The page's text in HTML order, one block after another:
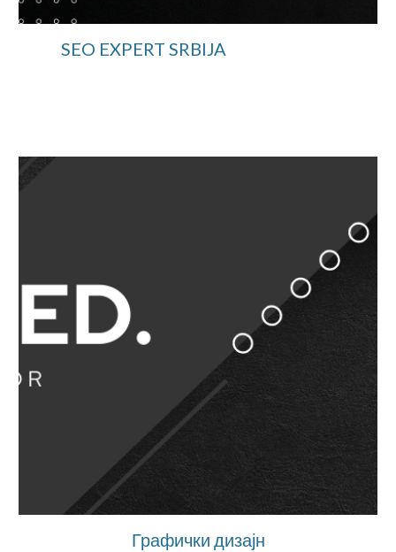
SEO EXPERT SRBIJA
Графички дизајн